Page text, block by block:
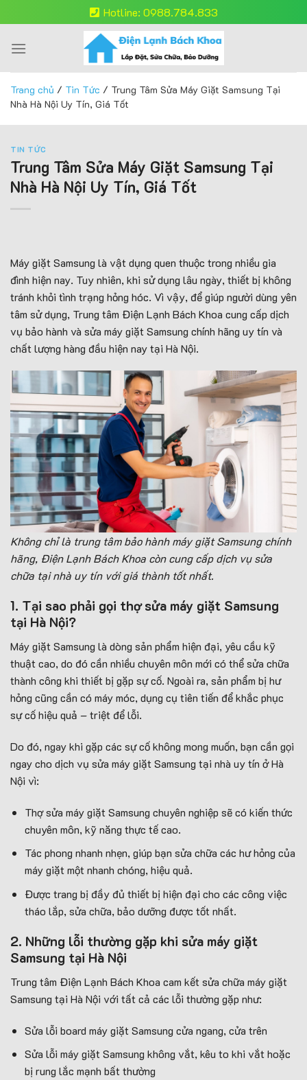
to
content
Hotline: 0988.784.833
Trang chủ / Tin Tức / Trung Tâm Sửa Máy Giặt Samsung Tại
Nhà Hà Nội Uy Tín, Giá Tốt
TIN TỨC
Trung Tâm Sửa Máy Giặt Samsung Tại
Nhà Hà Nội Uy Tín, Giá Tốt
Máy giặt Samsung là vật dụng quen thuộc trong nhiều gia
đình hiện nay. Tuy nhiên, khi sử dụng lâu ngày, thiết bị không
tránh khỏi tình trạng hỏng hóc. Vì vậy, để giúp người dùng yên
tâm sử dụng, Trung tâm Điện Lạnh Bách Khoa cung cấp dịch
vụ bảo hành và sửa máy giặt Samsung chính hãng uy tín và
chất lượng hàng đầu hiện nay tại Hà Nội.
Không chỉ là trung tâm bảo hành máy giặt Samsung chính
hãng, Điện Lạnh Bách Khoa còn cung cấp dịch vụ sửa
chữa tại nhà uy tín với giá thành tốt nhất.
1. Tại sao phải gọi thợ sửa máy giặt Samsung
tại Hà Nội?
Máy giặt Samsung là dòng sản phẩm hiện đại, yêu cầu kỹ
thuật cao, do đó cần nhiều chuyên môn mới có thể sửa chữa
thành công khi thiết bị gặp sự cố. Ngoài ra, sản phẩm bị hư
hỏng cũng cần có máy móc, dụng cụ tiên tiến để khắc phục
sự cố hiệu quả – triệt để lỗi.
Do đó, ngay khi gặp các sự cố không mong muốn, bạn cần gọi
ngay cho dịch vụ sửa máy giặt Samsung tại nhà uy tín ở Hà
Nội vì:
Thợ sửa máy giặt Samsung chuyên nghiệp sẽ có kiến thức
chuyên môn, kỹ năng thực tế cao.
Tác phong nhanh nhẹn, giúp bạn sửa chữa các hư hỏng của
máy giặt một nhanh chóng, hiệu quả.
Được trang bị đầy đủ thiết bị hiện đại cho các công việc
tháo lắp, sửa chữa, bảo dưỡng được tốt nhất.
2. Những lỗi thường gặp khi sửa máy giặt
Samsung tại Hà Nội
Trung tâm Điện Lạnh Bách Khoa cam kết sửa chữa máy giặt
Samsung tại Hà Nội với tất cả các lỗi thường gặp như:
Sửa lỗi board máy giặt Samsung cửa ngang, cửa trên
Sửa lỗi máy giặt Samsung không vắt, kêu to khi vắt hoặc
bị rung lắc mạnh bất thường